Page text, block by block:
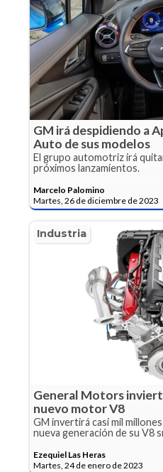
GM irá despidiendo a
Auto de sus modelos
El grupo automotriz irá
próximos lanzamientos.
Marcelo Palomino
Martes, 26 de diciembre de 2023
Industria
General Motors
nuevo motor V8
GM invertirá casi mil
nueva generación de su V8
Ezequiel Las Heras
Martes, 24 de enero de 2023